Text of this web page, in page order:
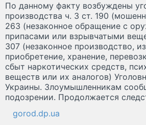
По данному факту возбуждены
производства ч. 3 ст. 190
263 (незаконное обращение с
припасами или взрывчатыми
307 (незаконное производство,
приобретение, хранение,
сбыт наркотических средств,
веществ или их аналогов)
Украины. Злоумышленникам
подозрении. Продолжается
gorod.dp.ua